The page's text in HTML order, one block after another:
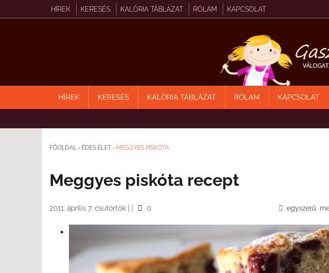
HÍREK KERESÉS KALÓRIA TÁBLÁZAT RÓLAM KAPCSOLAT
HÍREK KERESÉS KALÓRIA TÁBLÁZAT RÓLAM KAPCSOLAT
FŐOLDAL › ÉDES ÉLET › MEGGYES PISKÓTA
Meggyes piskóta recept
2011. április 7. csütörtök 0 egyszerű,